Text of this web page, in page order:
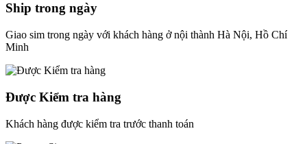
Ship trong ngày
Giao sim trong ngày với khách hàng ở nội thành Hà Nội, Hồ Chí
Minh
Được Kiểm tra hàng
Khách hàng được kiểm tra trước thanh toán